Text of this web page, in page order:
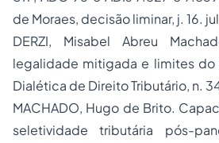
de Moraes, decisão liminar, j. 16.
DERZI, Misabel Abreu
legalidade mitigada e limites do
Dialética de Direito Tributário, n.
MACHADO, Hugo de Brito.
seletividade tributária pós-